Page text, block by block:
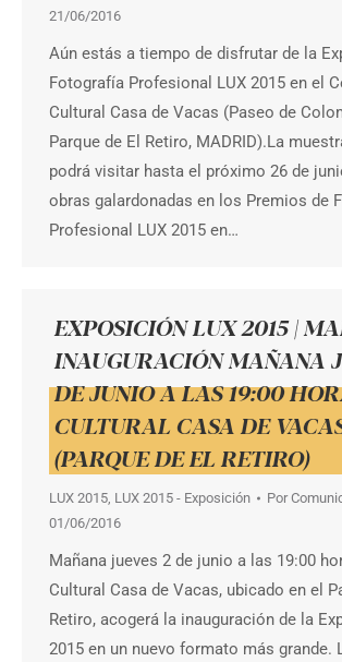
21/06/2016
Aún estás a tiempo de disfrutar de la
Fotografía Profesional LUX 2015 en el
Cultural Casa de Vacas (Paseo de
Parque de El Retiro, MADRID).La
podrá visitar hasta el próximo 26 de
obras galardonadas en los Premios de
Profesional LUX 2015 en…
EXPOSICIÓN LUX 2015 |
INAUGURACIÓN MAÑANA
DE JUNIO A LAS 19:00
CULTURAL CASA DE
(PARQUE DE EL RETIRO)
LUX 2015, LUX 2015 - Exposición Por
01/06/2016
Mañana jueves 2 de junio a las 19:00
Cultural Casa de Vacas, ubicado en el
Retiro, acogerá la inauguración de la
2015 en un nuevo formato más grande.